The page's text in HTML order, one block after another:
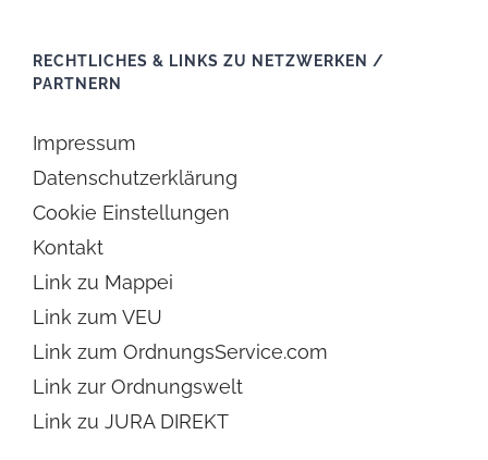
RECHTLICHES & LINKS ZU NETZWERKEN /
PARTNERN
Impressum
Datenschutzerklärung
Cookie Einstellungen
Kontakt
Link zu Mappei
Link zum VEU
Link zum OrdnungsService.com
Link zur Ordnungswelt
Link zu JURA DIREKT